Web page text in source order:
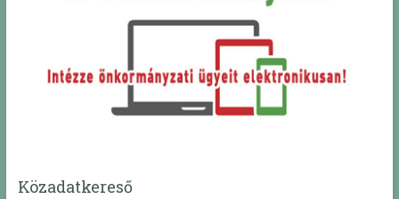
Közadatkereső